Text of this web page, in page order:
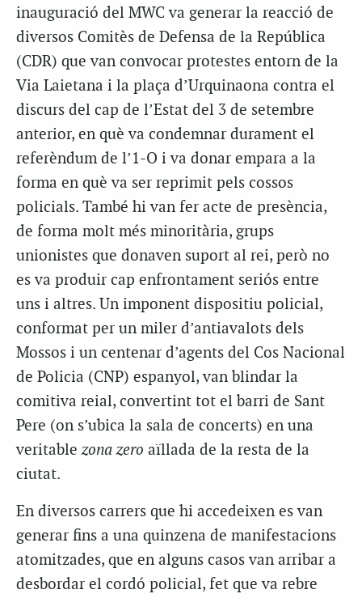
inauguració del MWC va generar la reacció de
diversos Comitès de Defensa de la República
(CDR) que van convocar protestes entorn de la
Via Laietana i la plaça d’Urquinaona contra el
discurs del cap de l’Estat del 3 de setembre
anterior, en què va condemnar durament el
referèndum de l’1-O i va donar empara a la
forma en què va ser reprimit pels cossos
policials. També hi van fer acte de presència,
de forma molt més minoritària, grups
unionistes que donaven suport al rei, però no
es va produir cap enfrontament seriós entre
uns i altres. Un imponent dispositiu policial,
conformat per un miler d’antiavalots dels
Mossos i un centenar d’agents del Cos Nacional
de Policia (CNP) espanyol, van blindar la
comitiva reial, convertint tot el barri de Sant
Pere (on s’ubica la sala de concerts) en una
veritablezona zero aïllada de la resta de la
ciutat.
En diversos carrers que hi accedeixen es van
generar fins a una quinzena de manifestacions
atomitzades, que en alguns casos van arribar a
desbordar el cordó policial, fet que va rebre